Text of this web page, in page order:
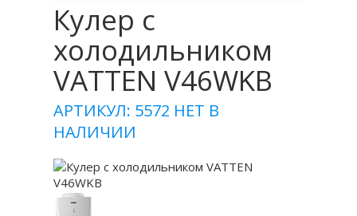
Кулер с
холодильником
VATTEN V46WKB
АРТИКУЛ: 5572 НЕТ В
НАЛИЧИИ